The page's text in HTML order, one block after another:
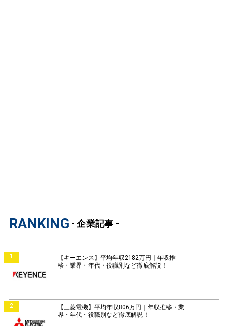
RANKING - 企業記事 -
1
【キーエンス】平均年収2182万円｜年収推
移・業界・年代・役職別など徹底解説！
2
【三菱電機】平均年収806万円｜年収推移・業
界・年代・役職別など徹底解説！